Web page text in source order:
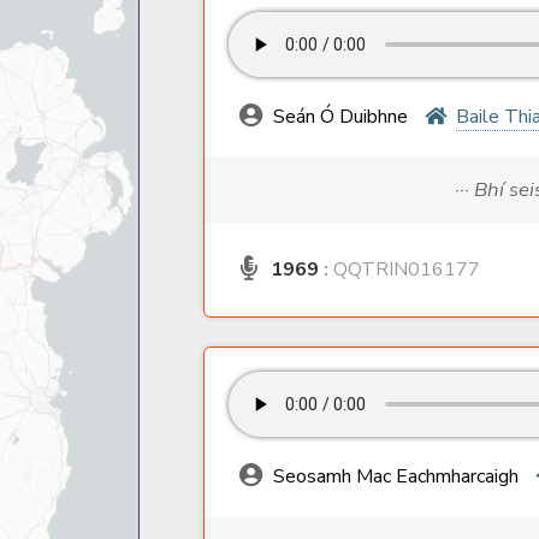
Seán Ó Duibhne Baile
··· Bhí
1969 : QQTRIN016177
Seosamh Mac Eachmharcaigh